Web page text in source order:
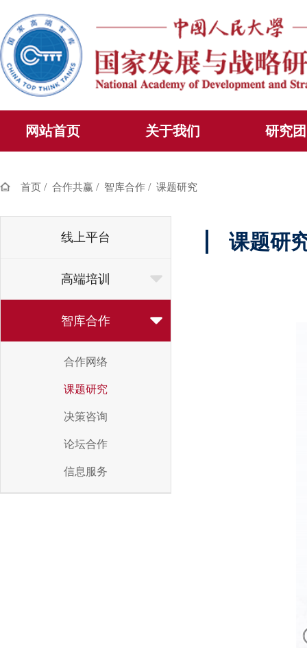
网站首页 关于我们 研究
首页 / 合作共赢 / 智库合作 / 课题研究
线上平台
高端培训
智库合作
合作网络
课题研究
决策咨询
论坛合作
信息服务
课题研